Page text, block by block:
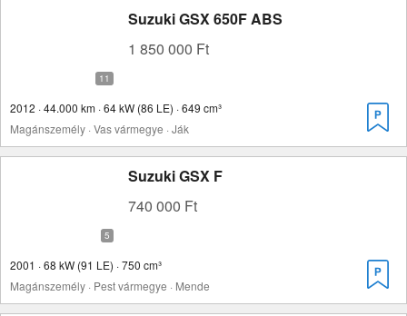
Suzuki GSX 650F ABS
1 850 000 Ft
2012 · 44.000 km · 64 kW (86 LE) · 649 cm³
Magánszemély · Vas vármegye · Ják
Suzuki GSX F
740 000 Ft
2001 · 68 kW (91 LE) · 750 cm³
Magánszemély · Pest vármegye · Mende